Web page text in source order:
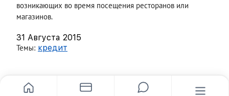
возникающих во время посещения ресторанов или
магазинов.
31 Августа 2015
Темы: кредит